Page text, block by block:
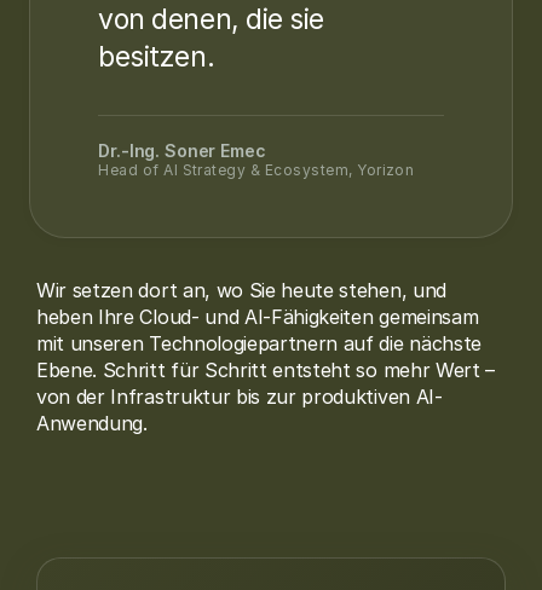
von denen, die sie
besitzen.
Dr.-Ing. Soner Emec
Head of AI Strategy & Ecosystem, Yorizon
Wir setzen dort an, wo Sie heute stehen, und
heben Ihre Cloud- und AI-Fähigkeiten gemeinsam
mit unseren Technologiepartnern auf die nächste
Ebene. Schritt für Schritt entsteht so mehr Wert –
von der Infrastruktur bis zur produktiven AI-
Anwendung.